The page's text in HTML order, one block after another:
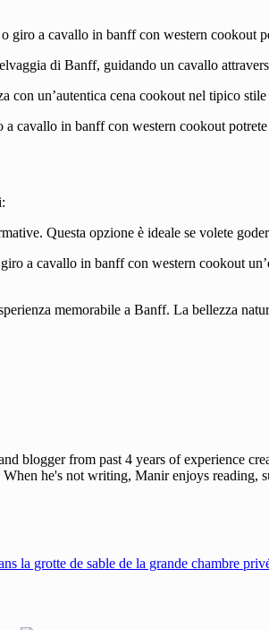
a cavallo in banff con western cookout
di Banff, guidando un cavallo
un’autentica cena cookout nel tipico stile
in banff con western cookout
Questa opzione è ideale se volete
a cavallo in banff con western cookout
memorabile a Banff. La bellezza
blogger from past 4 years of experience
he's not writing, Manir enjoys
la grotte de sable de la grande chambre